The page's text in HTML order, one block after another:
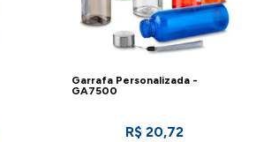
Garrafa Personalizada -
GA7500
R$ 20,72